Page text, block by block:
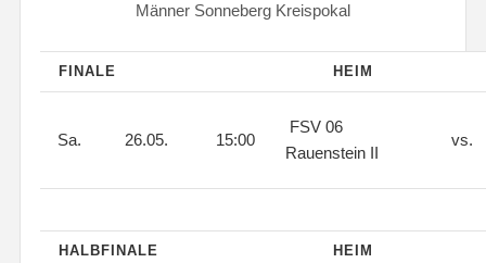
Männer Sonneberg Kreispokal
FINALE HEIM
Sa. 26.05. 15:00
FSV 06
Rauenstein II
vs.
HALBFINALE HEIM